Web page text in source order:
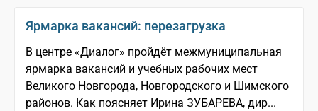
Ярмарка вакансий: перезагрузка
В центре «Диалог» пройдёт межмуниципальная
ярмарка вакансий и учебных рабочих мест
Великого Новгорода, Новгородского и Шимского
районов. Как поясняет Ирина ЗУБАРЕВА, дир...